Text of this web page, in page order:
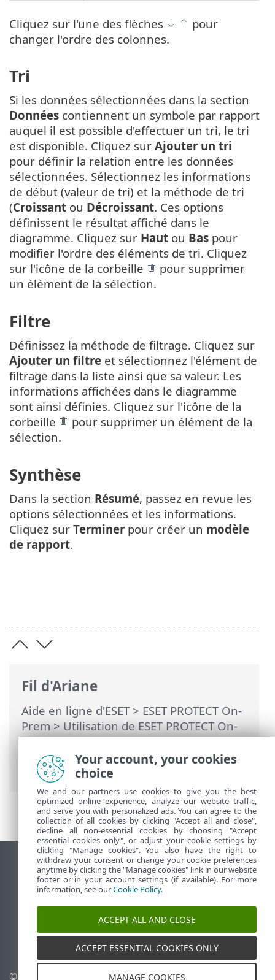
Fil d'Ariane
Aide en ligne d'ESET> ESET PROTECT On-
Prem>Utilisation de ESET PROTECT On-
Prem>ESET PROTECT On-Prem Menu
principal
>Rapports> Créer un modèle
de rapport
Cliquez sur l'une des flèches
pour
changer l'ordre des colonnes.
Tri
Si les données sélectionnées dans la section
Données contiennent un symbole par rapport
auquel il est possible d'effectuer un tri, le tri
est disponible. Cliquez sur Ajouter un tri
pour définir la relation entre les données
sélectionnées. Sélectionnez les informations
de début (valeur de tri) et la méthode de tri
(Croissant ou Décroissant. Ces options
définissent le résultat affiché dans le
diagramme. Cliquez sur Haut ou Bas pour
modifier l'ordre des éléments de tri. Cliquez
sur l'icône de la corbeille
pour supprimer
un élément de la sélection.
Filtre
Définissez la méthode de filtrage. Cliquez sur
Ajouter un filtre et sélectionnez l'élément de
filtrage dans la liste ainsi que sa valeur. Les
informations affichées dans le diagramme
sont ainsi définies. Cliquez sur l'icône de la
corbeille
pour supprimer un élément de la
sélection.
Synthèse
Dans la section Résumé, passez en revue les
options sélectionnées et les informations.
Cliquez sur Terminer pour créer un modèle
de rapport.
Afficher le site pour ordinateur de bureau
End of Life
Base de connaissances ESET
ESET Status Portal
Assistance régionale
© 1992 - 2026 ESET, spol. s Gérer les témoins
Your account, your cookies
choice
We and our partners use cookies to give you the best
optimized online experience, analyze our website traffic,
and serve you with personalized ads. You can agree to the
collection of all cookies by clicking "Accept all and close",
decline all non-essential cookies by choosing "Accept
essential cookies only", or adjust your cookie settings by
clicking "Manage cookies". You also have the right to
withdraw your consent or change your cookie preferences
anytime by clicking the "Manage cookies" link in our website
footer or in your account settings (if available). For more
information, see ourCookie Policy.
ACCEPT ALL AND CLOSE
ACCEPT ESSENTIAL COOKIES ONLY
MANAGE COOKIES